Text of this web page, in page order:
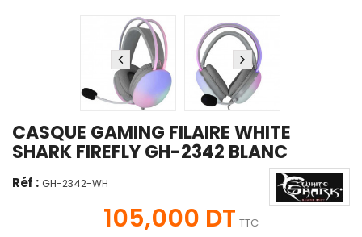
CASQUE GAMING FILAIRE WHITE
SHARK FIREFLY GH-2342 BLANC
Réf : GH-2342-WH
105,000 DT TTC